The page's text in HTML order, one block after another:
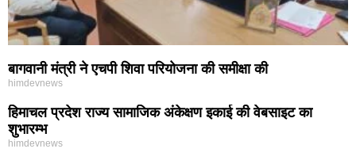
बागवानी मंत्री ने एचपी शिवा परियोजना की समीक्षा की
himdevnews
हिमाचल प्रदेश राज्य सामाजिक अंकेक्षण इकाई की वेबसाइट का
शुभारम्भ
himdevnews